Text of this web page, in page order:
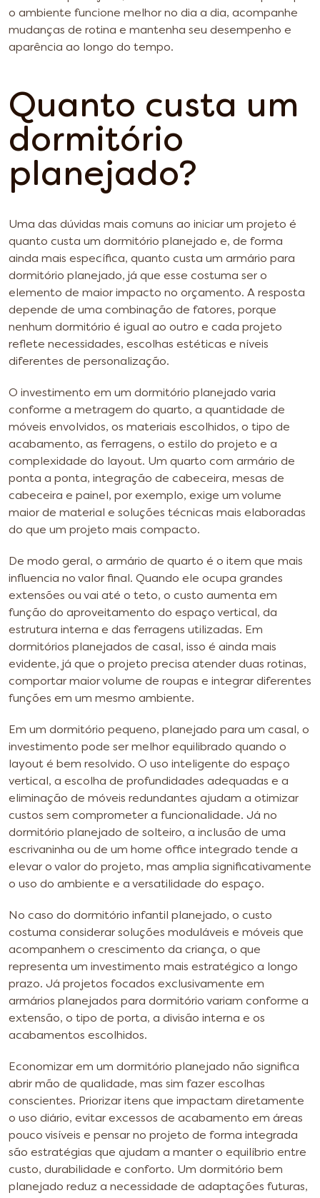
o ambiente funcione melhor no dia a dia, acompanhe
mudanças de rotina e mantenha seu desempenho e
aparência ao longo do tempo.
Quanto custa um
dormitório
planejado?
Uma das dúvidas mais comuns ao iniciar um projeto é
quanto custa um dormitório planejado e, de forma
ainda mais específica, quanto custa um armário para
dormitório planejado, já que esse costuma ser o
elemento de maior impacto no orçamento. A resposta
depende de uma combinação de fatores, porque
nenhum dormitório é igual ao outro e cada projeto
reflete necessidades, escolhas estéticas e níveis
diferentes de personalização.
O investimento em um dormitório planejado varia
conforme a metragem do quarto, a quantidade de
móveis envolvidos, os materiais escolhidos, o tipo de
acabamento, as ferragens, o estilo do projeto e a
complexidade do layout. Um quarto com armário de
ponta a ponta, integração de cabeceira, mesas de
cabeceira e painel, por exemplo, exige um volume
maior de material e soluções técnicas mais elaboradas
do que um projeto mais compacto.
De modo geral, o armário de quarto é o item que mais
influencia no valor final. Quando ele ocupa grandes
extensões ou vai até o teto, o custo aumenta em
função do aproveitamento do espaço vertical, da
estrutura interna e das ferragens utilizadas. Em
dormitórios planejados de casal, isso é ainda mais
evidente, já que o projeto precisa atender duas rotinas,
comportar maior volume de roupas e integrar diferentes
funções em um mesmo ambiente.
Em um dormitório pequeno, planejado para um casal, o
investimento pode ser melhor equilibrado quando o
layout é bem resolvido. O uso inteligente do espaço
vertical, a escolha de profundidades adequadas e a
eliminação de móveis redundantes ajudam a otimizar
custos sem comprometer a funcionalidade. Já no
dormitório planejado de solteiro, a inclusão de uma
escrivaninha ou de um home office integrado tende a
elevar o valor do projeto, mas amplia significativamente
o uso do ambiente e a versatilidade do espaço.
No caso do dormitório infantil planejado, o custo
costuma considerar soluções moduláveis e móveis que
acompanhem o crescimento da criança, o que
representa um investimento mais estratégico a longo
prazo. Já projetos focados exclusivamente em
armários planejados para dormitório variam conforme a
extensão, o tipo de porta, a divisão interna e os
acabamentos escolhidos.
Economizar em um dormitório planejado não significa
abrir mão de qualidade, mas sim fazer escolhas
conscientes. Priorizar itens que impactam diretamente
o uso diário, evitar excessos de acabamento em áreas
pouco visíveis e pensar no projeto de forma integrada
são estratégias que ajudam a manter o equilíbrio entre
custo, durabilidade e conforto. Um dormitório bem
planejado reduz a necessidade de adaptações futuras,